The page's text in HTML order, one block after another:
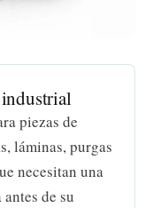
piezas de
láminas, purgas
necesitan una
de su